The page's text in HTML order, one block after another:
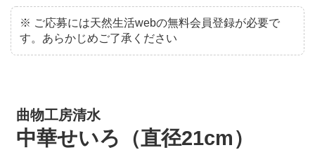
※ ご応募には天然生活webの無料会員登録が必要で
す。あらかじめご了承ください
曲物工房清水
中華せいろ（直径21cm）